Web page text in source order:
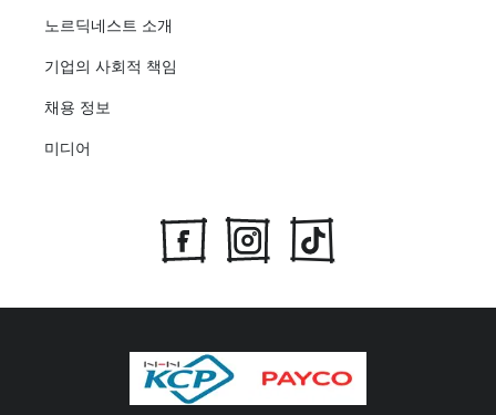
노르딕네스트 소개
기업의 사회적 책임
채용 정보
미디어